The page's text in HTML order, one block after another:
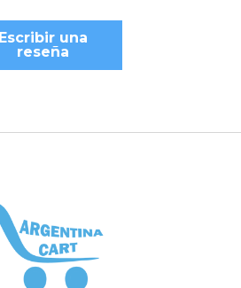
Escribir una
reseña